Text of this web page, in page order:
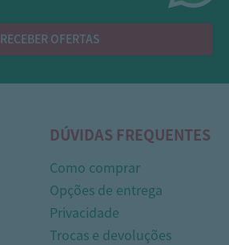
RECEBER OFERTAS
DÚVIDAS FREQUENTES
Como comprar
Opções de entrega
Privacidade
Trocas e devoluções